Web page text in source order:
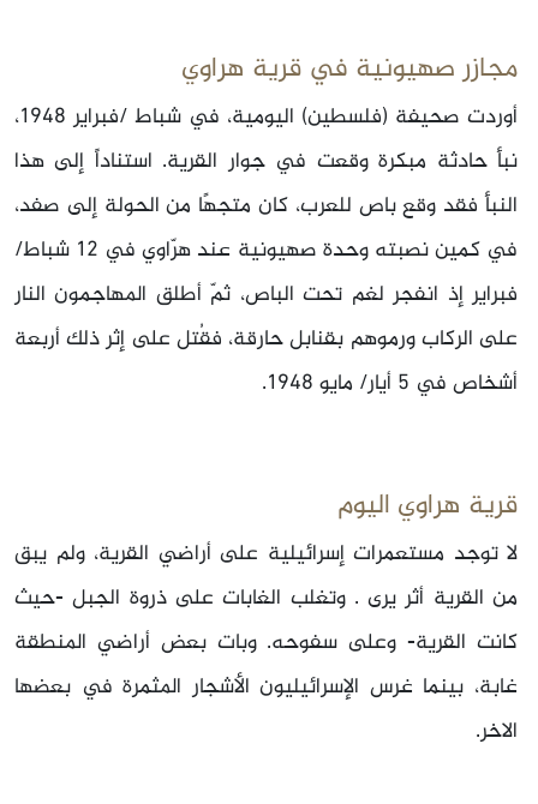
مجازر صهيونية في قرية هراوي
أوردت صحيفة (فلسطين) اليومية، في شباط /فبراير 1948،
نبأ حادثة مبكرة وقعت في جوار القرية. استناداً إلى هذا
النبأ فقد وقع باص للعرب، كان متجهًا من الحولة إلى صفد،
في كمين نصبته وحدة صهيونية عند هرّاوي في 12 شباط/
فبراير إذ انفجر لغم تحت الباص، ثمّ أطلق المهاجمون النار
على الركاب ورموهم بقنابل حارقة، فقُتل على إثر ذلك أربعة
أشخاص في 5 أيار/ مايو 1948.
قرية هراوي اليوم
لا توجد مستعمرات إسرائيلية على أراضي القرية، ولم يبق
من القرية أثر يرى . وتغلب الغابات على ذروة الجبل -حيث
كانت القرية- وعلى سفوحه. وبات بعض أراضي المنطقة
غابة، بينما غرس الإسرائيليون الأشجار المثمرة في بعضها
الاخر.